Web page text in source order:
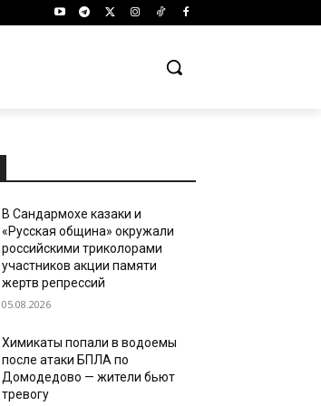
В Сандармохе казаки и
«Русская община» окружали
российскими триколорами
участников акции памяти
жертв репрессий
05.08.2026
Химикаты попали в водоемы
после атаки БПЛА по
Домодедово — жители бьют
тревогу